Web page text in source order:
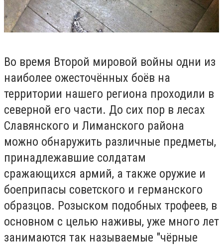
Во время Второй мировой войны одни из
наиболее ожесточённых боёв на
территории нашего региона проходили в
северной его части. До сих пор в лесах
Славянского и Лиманского района
можно обнаружить различные предметы,
принадлежавшие солдатам
сражающихся армий, а также оружие и
боеприпасы советского и германского
образцов. Розыском подобных трофеев, в
основном с целью наживы, уже много лет
занимаются так называемые "чёрные